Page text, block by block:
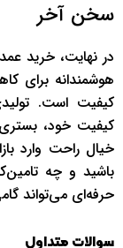
سخن آخر
در نهایت، خرید
هوشمندانه برای
کیفیت است.
کیفیت خود، بستری
خیال راحت وارد
باشید و چه
حرفه‌ای می‌تواند
سوالات متداول